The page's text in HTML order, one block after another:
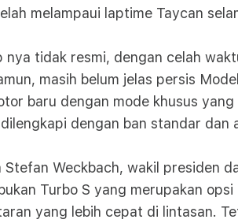
melampaui laptime Taycan
tidak resmi, dengan celah
masih belum jelas persis
baru dengan mode khusus
dengan ban standar
Stefan Weckbach, wakil presiden
Turbo S yang merupakan
yang lebih cepat di lintasan.